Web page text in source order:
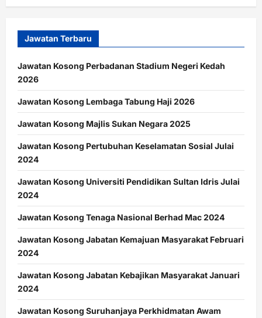
Jawatan Terbaru
Jawatan Kosong Perbadanan Stadium Negeri Kedah
2026
Jawatan Kosong Lembaga Tabung Haji 2026
Jawatan Kosong Majlis Sukan Negara 2025
Jawatan Kosong Pertubuhan Keselamatan Sosial Julai
2024
Jawatan Kosong Universiti Pendidikan Sultan Idris Julai
2024
Jawatan Kosong Tenaga Nasional Berhad Mac 2024
Jawatan Kosong Jabatan Kemajuan Masyarakat Februari
2024
Jawatan Kosong Jabatan Kebajikan Masyarakat Januari
2024
Jawatan Kosong Suruhanjaya Perkhidmatan Awam